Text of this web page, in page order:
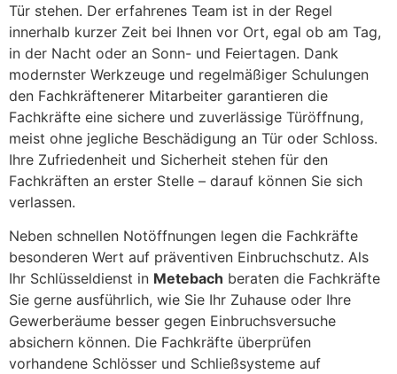
Tür stehen. Der erfahrenes Team ist in der Regel
innerhalb kurzer Zeit bei Ihnen vor Ort, egal ob am Tag,
in der Nacht oder an Sonn- und Feiertagen. Dank
modernster Werkzeuge und regelmäßiger Schulungen
den Fachkräftenerer Mitarbeiter garantieren die
Fachkräfte eine sichere und zuverlässige Türöffnung,
meist ohne jegliche Beschädigung an Tür oder Schloss.
Ihre Zufriedenheit und Sicherheit stehen für den
Fachkräften an erster Stelle – darauf können Sie sich
verlassen.
Neben schnellen Notöffnungen legen die Fachkräfte
besonderen Wert auf präventiven Einbruchschutz. Als
Ihr Schlüsseldienst in Metebach beraten die Fachkräfte
Sie gerne ausführlich, wie Sie Ihr Zuhause oder Ihre
Gewerberäume besser gegen Einbruchsversuche
absichern können. Die Fachkräfte überprüfen
vorhandene Schlösser und Schließsysteme auf